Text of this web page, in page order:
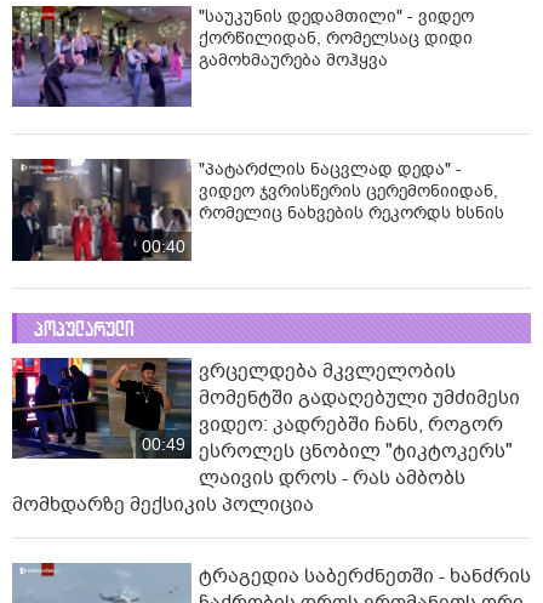
"საუკუნის დედამთილი" - ვიდეო
ქორწილიდან, რომელსაც დიდი
გამოხმაურება მოჰყვა
00:40
"პატარძლის ნაცვლად დედა" -
ვიდეო ჯვრისწერის ცერემონიიდან,
რომელიც ნახვების რეკორდს ხსნის
პოპულარული
00:49
ვრცელდება მკვლელობის
მომენტში გადაღებული უმძიმესი
ვიდეო: კადრებში ჩანს, როგორ
ესროლეს ცნობილ "ტიკტოკერს"
ლაივის დროს - რას ამბობს
მომხდარზე მექსიკის პოლიცია
ტრაგედია საბერძნეთში - ხანძრის